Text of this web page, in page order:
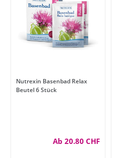
Nutrexin Basenbad Relax
Beutel 6 Stück
Ab 20.80 CHF